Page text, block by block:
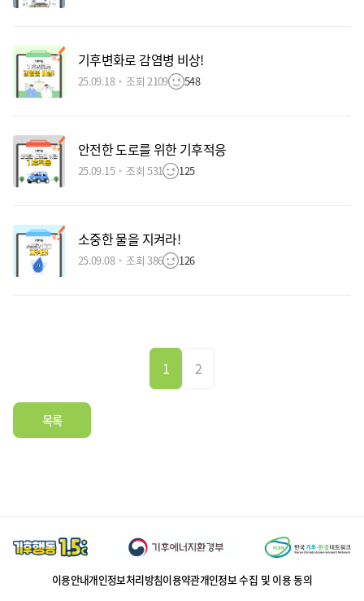
기후변화로 감염병 비상!
25.09.18 조회 2109 548
안전한 도로를 위한 기후적응
25.09.15 조회 531 125
소중한 물을 지켜라!
25.09.08 조회 386 126
1 2
목록
이용안내개인정보처리방침이용약관개인정보 수집 및 이용 동의